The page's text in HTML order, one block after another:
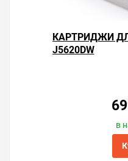
КАРТРИДЖИ
J5620DW
в